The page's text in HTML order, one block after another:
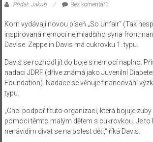
Přidal: Jakub Bez komentářů
Korn vydávají novou píseň „So Unfair“ (Tak
inspirovaná nemocí nejmladšího syna
Davise. Zeppelin Davis má cukrovku 1. typu.
Davis se rozhodl jít do boje s nemocí naplno.
nadaci JDRF (dříve známá jako Juvenilní
Foundation). Nadace se věnuje financování
typu.
„Chci podpořit tuto organizaci, která bojuje
pomoci těmto malým dětem s cukrovkou. Je to
nenávidím dívat se na bolest děti,“ říká Davis.